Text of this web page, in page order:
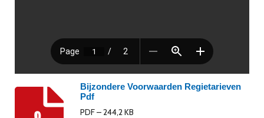
Bijzondere Voorwaarden Regietarieven
Pdf
PDF – 244,2 KB